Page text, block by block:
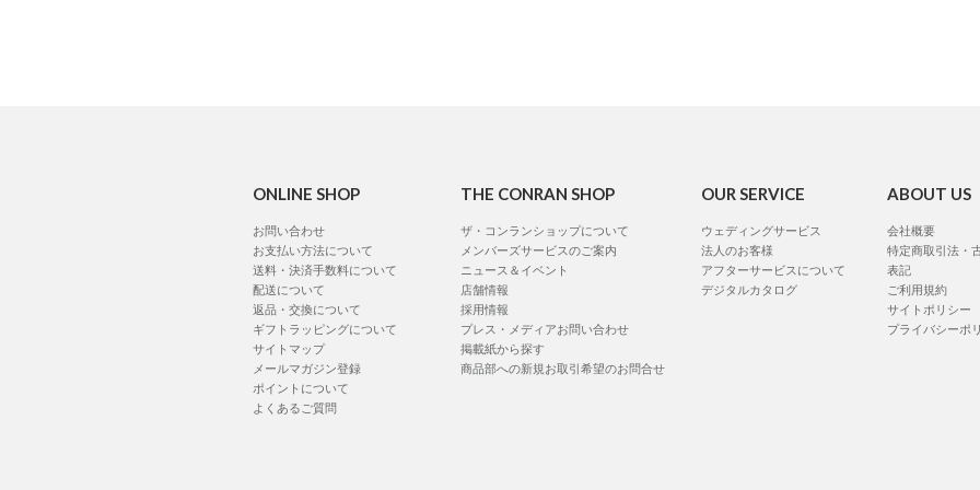
ONLINE SHOP
お問い合わせ
お支払い方法について
送料・決済手数料について
配送について
返品・交換について
ギフトラッピングについて
サイトマップ
メールマガジン登録
ポイントについて
よくあるご質問
THE CONRAN SHOP
ザ・コンランショップについて
メンバーズサービスのご案内
ニュース＆イベント
店舗情報
採用情報
プレス・メディアお問い合わせ
掲載紙から探す
商品部への新規お取引希望のお問合せ
OUR SERVICE
ウェディングサービス
法人のお客様
アフターサービスについて
デジタルカタログ
ABOUT US
会社概要
特定商取引法・
表記
ご利用規約
サイトポリシー
プライバシーポ